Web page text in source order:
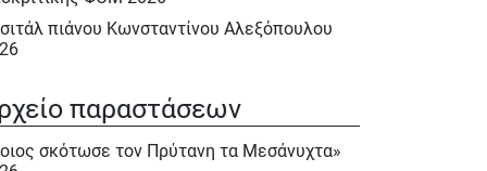
πιάνου Κωνσταντίνου Αλεξόπουλου
brilliant thing) των Duncan Macmillan &
Donahoe
σκιά της μύγας» της Βαλεντίνας
παραστάσεων
σκότωσε τον Πρύτανη τα Μεσάνυχτα»